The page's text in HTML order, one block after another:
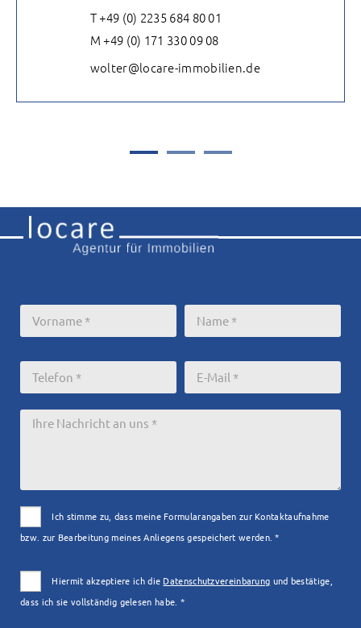
T +49 (0) 2235 684 80 01
M +49 (0) 171 330 09 08
wolter@locare-immobilien.de
Ich stimme zu, dass meine Formularangaben zur Kontaktaufnahme
bzw. zur Bearbeitung meines Anliegens gespeichert werden. *
Hiermit akzeptiere ich die Datenschutzvereinbarung und bestätige,
dass ich sie vollständig gelesen habe. *